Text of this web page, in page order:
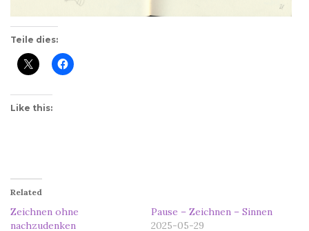
Teile dies:
Like this:
Related
Zeichnen ohne
nachzudenken
Pause – Zeichnen – Sinnen
2025-05-29